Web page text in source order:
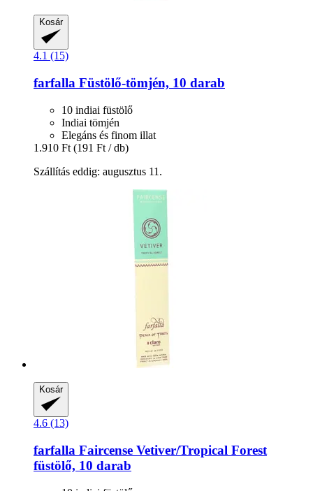
Kosár
4.1 (15)
farfalla Füstölő-​tömjén, 10 darab
10 indiai füstölő
Indiai tömjén
Elegáns és finom illat
1.910 Ft (191 Ft / db)
Szállítás eddig: augusztus 11.
Kosár
4.6 (13)
farfalla Faircense Vetiver/Tropical Forest
füstölő, 10 darab